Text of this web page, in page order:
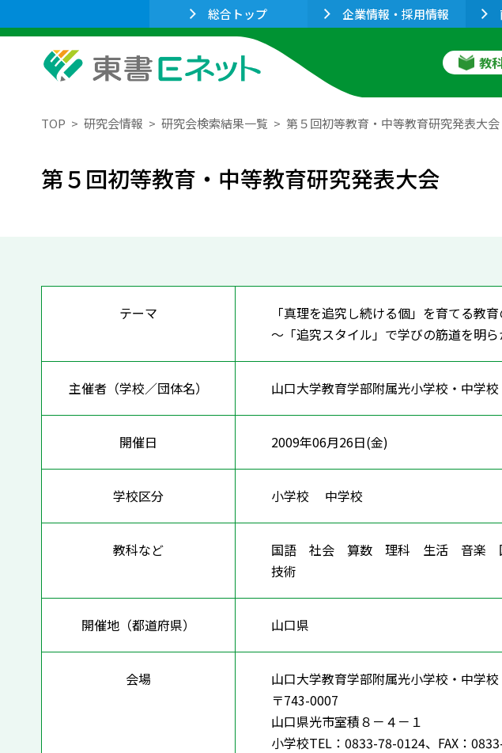
総合トップ 企業情報・採用情報
教
TOP 研究会情報 研究会検索結果一覧 第５回初等教育・中等教育研究発表大会
第５回初等教育・中等教育研究発表大会
テーマ
「真理を追究し続ける個」を育てる教育
～「追究スタイル」で学びの筋道を明
主催者（学校／団体名） 山口大学教育学部附属光小学校・中学校
開催日 2009年06月26日(金)
学校区分 小学校 中学校
教科など
国語 社会 算数 理科 生活 音楽
技術
開催地（都道府県） 山口県
会場
山口大学教育学部附属光小学校・中学校
〒743-0007
山口県光市室積８－４－１
小学校TEL：0833-78-0124、FAX：